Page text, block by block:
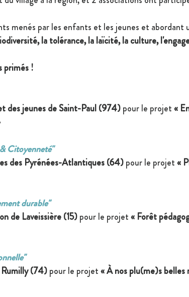
menés par les enfants et les jeunes et abordant
la tolérance, la laïcité, la culture,
primés !
des jeunes de Saint-Paul (974) pour le projet «
Citoyenneté"
des Pyrénées-Atlantiques (64) pour le projet «
durable"
de Laveissière (15) pour le projet « Forêt
Rumilly (74) pour le projet « À nos plu(me)s belles